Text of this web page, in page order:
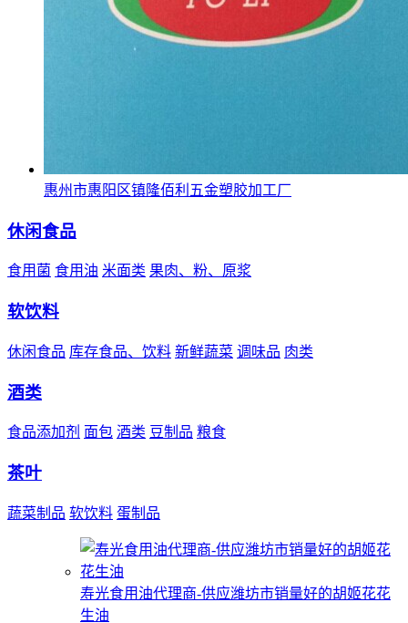
惠州市惠阳区镇隆佰利五金塑胶加工厂
休闲食品
食用菌 食用油 米面类 果肉、粉、原浆
软饮料
休闲食品 库存食品、饮料 新鲜蔬菜 调味品 肉类
酒类
食品添加剂 面包 酒类 豆制品 粮食
茶叶
蔬菜制品 软饮料 蛋制品
寿光食用油代理商-供应潍坊市销量好的胡姬花花
生油